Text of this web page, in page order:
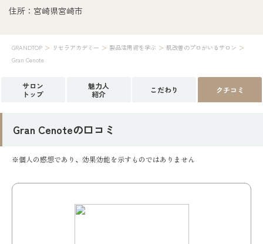
住所：宮崎県宮崎市
GRANDTOP > リセラアカデミー > 製品活用術を学ぶ > 肌改善のプロがいるサロン >
Gran Cenote
サロン
トップ
魅力人
紹介
こだわり クチコミ
Gran Cenoteの口コミ
※個人の感想であり、効果効能を示すものではありません